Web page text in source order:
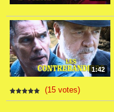
1:42
(15 votes)